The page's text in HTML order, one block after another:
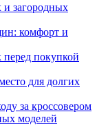
и загородных
комфорт и
перед покупкой
для долгих
за кроссовером
моделей